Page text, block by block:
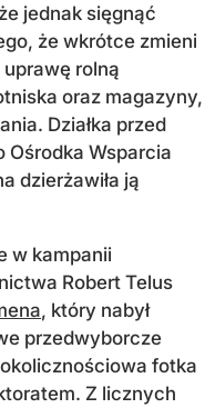
jednak sięgnąć
że wkrótce zmieni
rolną
oraz magazyny,
Działka przed
Ośrodka Wsparcia
dzierżawiła ją
w kampanii
Robert Telus
, który nabył
przedwyborcze
fotka
Z licznych